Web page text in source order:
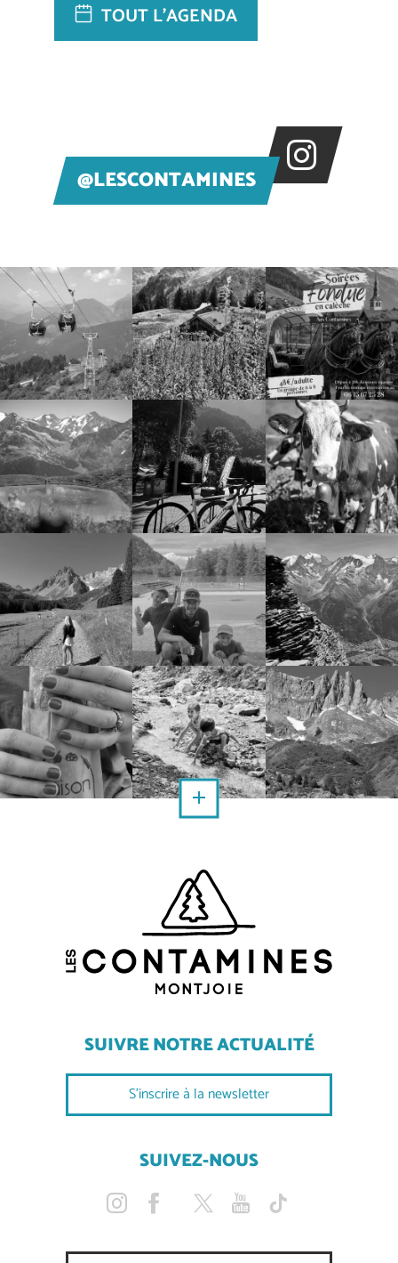
TOUT L'AGENDA
@LESCONTAMINES
SUIVRE NOTRE ACTUALITÉ
S'inscrire à la newsletter
SUIVEZ-NOUS